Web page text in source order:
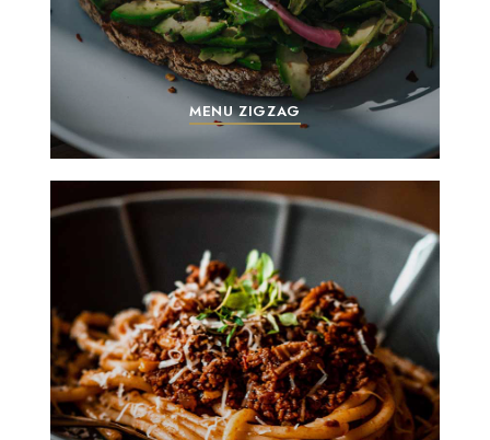
MENU ZIGZAG